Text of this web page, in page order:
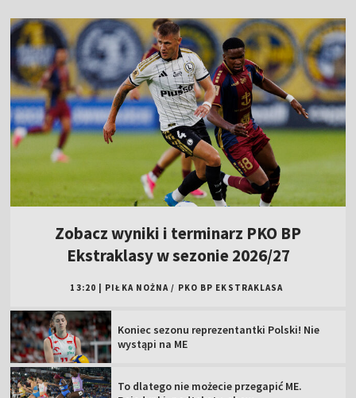
Zobacz wyniki i terminarz PKO BP
Ekstraklasy w sezonie 2026/27
13:20 PIŁKA NOŻNA / PKO BP EKSTRAKLASA
Koniec sezonu reprezentantki Polski! Nie
wystąpi na ME
To dlatego nie możecie przegapić ME.